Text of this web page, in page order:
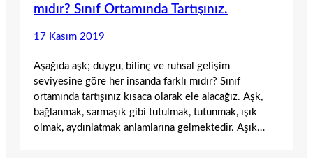
mıdır? Sınıf Ortamında Tartışınız.
17 Kasım 2019
Aşağıda aşk; duygu, bilinç ve ruhsal gelişim
seviyesine göre her insanda farklı mıdır? Sınıf
ortamında tartışınız kısaca olarak ele alacağız. Aşk,
bağlanmak, sarmaşık gibi tutulmak, tutunmak, ışık
olmak, aydınlatmak anlamlarına gelmektedir. Aşık…